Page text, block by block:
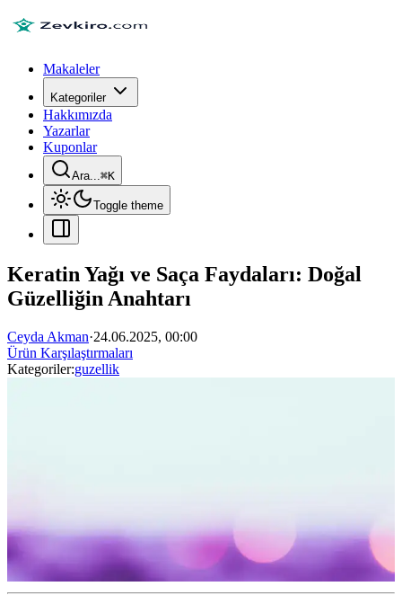
Makaleler
Kategoriler
Hakkımızda
Yazarlar
Kuponlar
Ara...⌘K
Toggle theme
Keratin Yağı ve Saça Faydaları: Doğal
Güzelliğin Anahtarı
Ceyda Akman·24.06.2025, 00:00
Ürün Karşılaştırmaları
Kategoriler:guzellik